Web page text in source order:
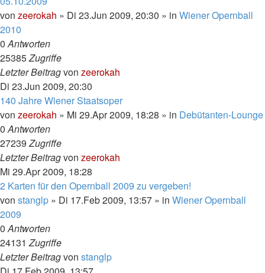
von zeerokah » Di 23.Jun 2009, 20:30 » in Wiener Opernball
2010
0Antworten
25385Zugriffe
Letzter Beitragvon zeerokah
Di 23.Jun 2009, 20:30
140 Jahre Wiener Staatsoper
von zeerokah » Mi 29.Apr 2009, 18:28 » in Debütanten-Lounge
0Antworten
27239Zugriffe
Letzter Beitragvon zeerokah
Mi 29.Apr 2009, 18:28
2 Karten für den Opernball 2009 zu vergeben!
von stanglp » Di 17.Feb 2009, 13:57 » in Wiener Opernball
2009
0Antworten
24131Zugriffe
Letzter Beitragvon stanglp